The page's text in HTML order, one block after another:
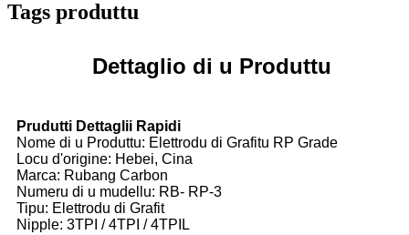
Tags produttu
Dettaglio di u Produttu
Prudutti Dettaglii Rapidi
Nome di u Produttu: Elettrodu di Grafitu RP Grade
Locu d'origine: Hebei, Cina
Marca: Rubang Carbon
Numeru di u mudellu: RB- ​​RP-3
Tipu: Elettrodu di Grafit
Nipple: 3TPI / 4TPI / 4TPIL